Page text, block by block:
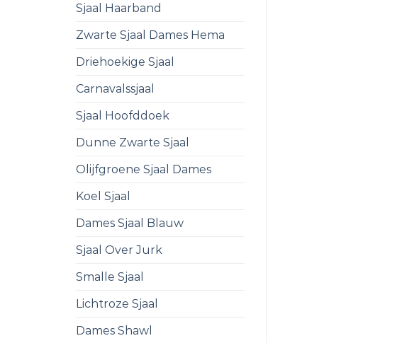
Sjaal Haarband
Zwarte Sjaal Dames Hema
Driehoekige Sjaal
Carnavalssjaal
Sjaal Hoofddoek
Dunne Zwarte Sjaal
Olijfgroene Sjaal Dames
Koel Sjaal
Dames Sjaal Blauw
Sjaal Over Jurk
Smalle Sjaal
Lichtroze Sjaal
Dames Shawl